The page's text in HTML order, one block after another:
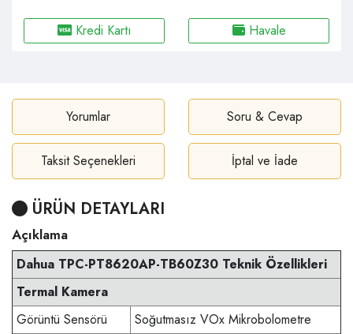
Kredi Kartı Havale
Yorumlar Soru & Cevap
Taksit Seçenekleri İptal ve İade
ÜRÜN DETAYLARI
Açıklama
Dahua TPC-PT8620AP-TB60Z30 Teknik Özellikleri
Termal Kamera
Görüntü Sensörü
Soğutmasız VOx Mikrobolometre